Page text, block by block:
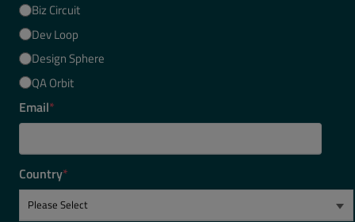
Biz Circuit
Dev Loop
Design Sphere
QA Orbit
Email*
Country*